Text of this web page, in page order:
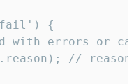
{
with errors or
//